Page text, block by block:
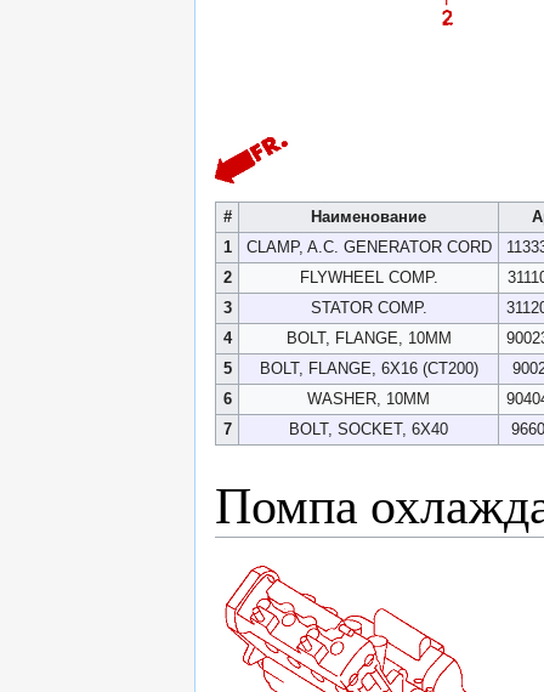
# Наименование
1
CLAMP, A.C. GENERATOR CORD
2
FLYWHEEL COMP.
3
STATOR COMP.
4
BOLT, FLANGE, 10MM
5
BOLT, FLANGE, 6X16 (CT200)
6
WASHER, 10MM
7
BOLT, SOCKET, 6X40
Помпа